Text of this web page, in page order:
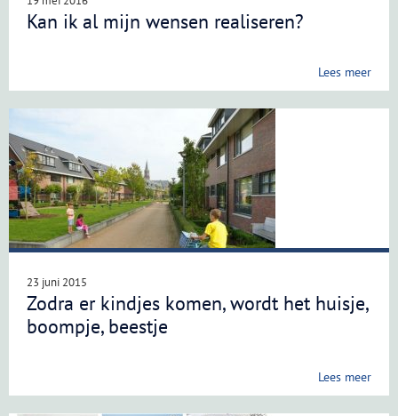
Kan ik al mijn wensen realiseren?
Lees meer
23 juni 2015
Zodra er kindjes komen, wordt het huisje,
boompje, beestje
Lees meer